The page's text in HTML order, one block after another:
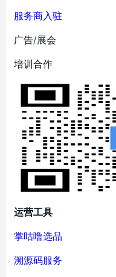
服务商入驻
广告/展会
培训合作
运营工具
掌咕噜选品
溯源码服务